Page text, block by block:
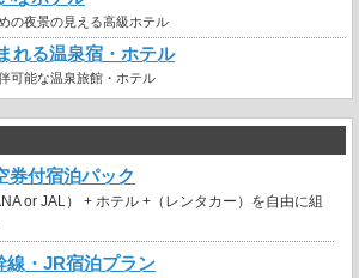
の夜景の見える高級ホテル
れる温泉宿・ホテル
可能な温泉旅館・ホテル
券付宿泊パック
or JAL） + ホテル +（レンタカー）を自由に組
・JR宿泊プラン